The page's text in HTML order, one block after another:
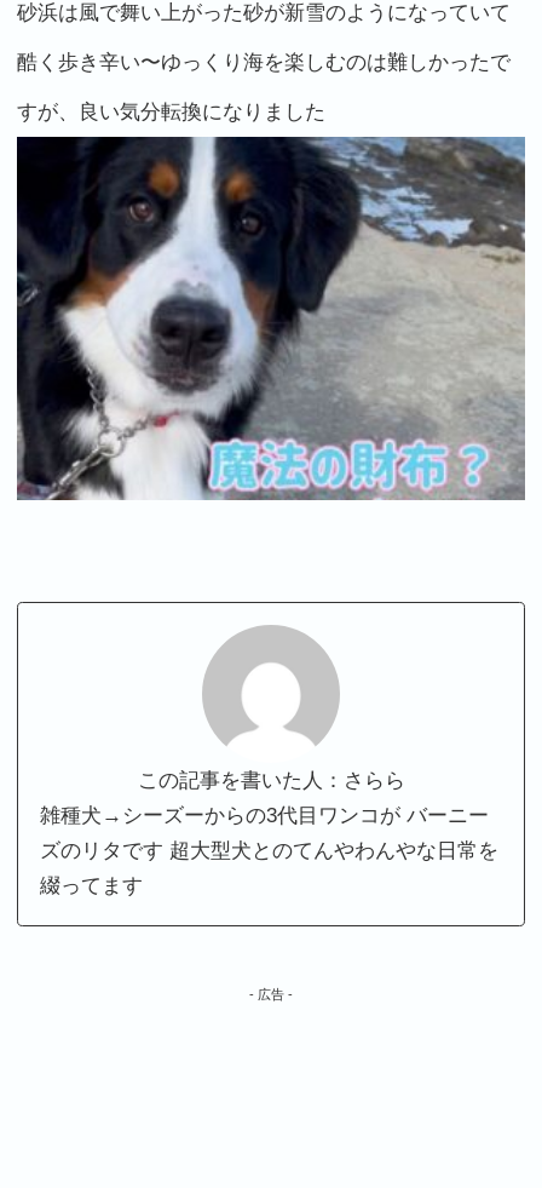
砂浜は風で舞い上がった砂が新雪のようになっていて
酷く歩き辛い〜ゆっくり海を楽しむのは難しかったで
すが、良い気分転換になりました
この記事を書いた人：さらら
雑種犬→シーズーからの3代目ワンコが バーニー
ズのリタです 超大型犬とのてんやわんやな日常を
綴ってます
- 広告 -